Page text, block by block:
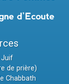
Juif
de prière)
Chabbath